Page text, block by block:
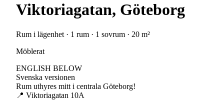
Viktoriagatan, Göteborg
Rum i lägenhet · 1 rum · 1 sovrum · 20 m²
Möblerat
ENGLISH BELOW
Svenska versionen
Rum uthyres mitt i centrala Göteborg!
📍 Viktoriagatan 10A